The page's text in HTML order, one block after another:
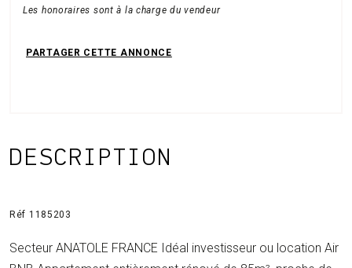
Les honoraires sont à la charge du vendeur
DESCRIPTION
Réf 1185203
Secteur ANATOLE FRANCE Idéal investisseur ou location Air